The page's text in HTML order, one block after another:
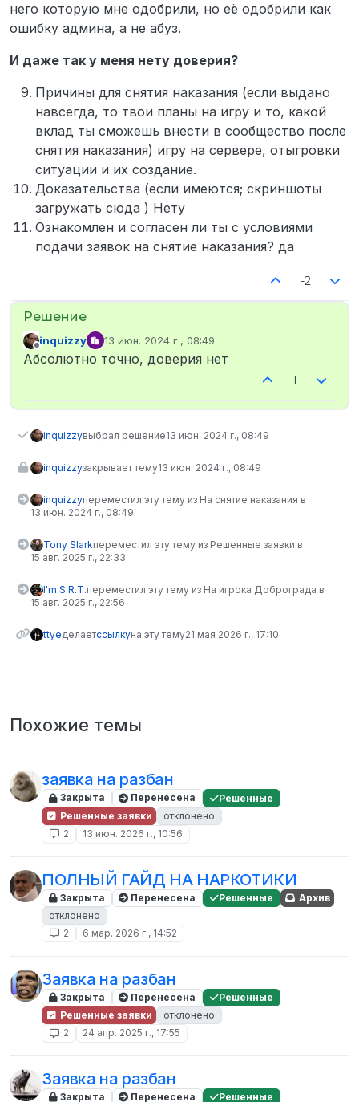
него которую мне одобрили, но её одобрили как
ошибку админа, а не абуз.
И даже так у меня нету доверия?
Причины для снятия наказания (если выдано
навсегда, то твои планы на игру и то, какой
вклад ты сможешь внести в сообщество после
снятия наказания) игру на сервере, отыгровки
ситуации и их создание.
Доказательства (если имеются; скриншоты
загружать сюда ) Нету
Ознакомлен и согласен ли ты с условиями
подачи заявок на снятие наказания? да
-2
Не в сети
inquizzy 13 июн. 2024 г., 08:49
отредактировано
Абсолютно точно, доверия нет
1
inquizzyвыбрал решение13 июн. 2024 г., 08:49
inquizzyзакрывает тему13 июн. 2024 г., 08:49
inquizzyпереместил эту тему из На снятие наказания в
13 июн. 2024 г., 08:49
Tony Slarkпереместил эту тему из Решенные заявки в
15 авг. 2025 г., 22:33
I'm S.R.T.переместил эту тему из На игрока Доброграда в
15 авг. 2025 г., 22:56
ttyeделаетссылкуна эту тему21 мая 2026 г., 17:10
Похожие темы
заявка на разбан
Закрыта Перенесена
Решенные
Решенные заявки
отклонено
2
13 июн. 2026 г., 10:56
ПОЛНЫЙ ГАЙД НА НАРКОТИКИ
Закрыта Перенесена Решенные
Архив
отклонено
2
6 мар. 2026 г., 14:52
Заявка на разбан
Закрыта Перенесена
Решенные
Решенные заявки
отклонено
2
24 апр. 2025 г., 17:55
Заявка на разбан
Закрыта Перенесена Решенные